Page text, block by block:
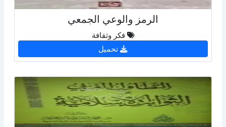
الرمز والوعي الجمعي
فكر وثقافة
تحميل